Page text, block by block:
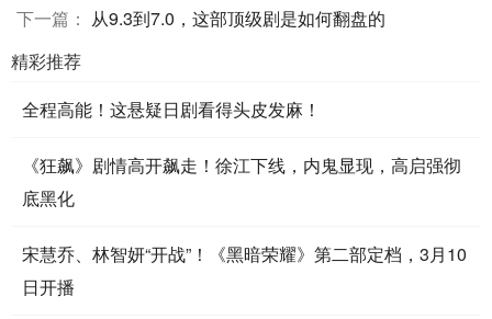
下一篇： 从9.3到7.0，这部顶级剧是如何翻盘的
精彩推荐
全程高能！这悬疑日剧看得头皮发麻！
《狂飙》剧情高开飙走！徐江下线，内鬼显现，高启强彻
底黑化
宋慧乔、林智妍“开战”！《黑暗荣耀》第二部定档，3月10
日开播